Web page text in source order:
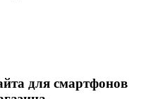
для смартфонов